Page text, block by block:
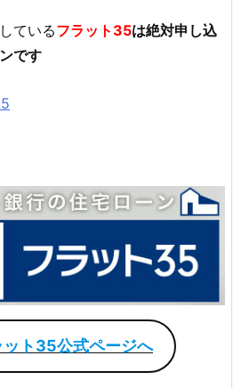
ているフラット35は絶対申し込
です
ト35公式ページへ